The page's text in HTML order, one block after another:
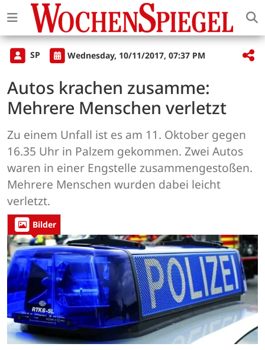
SP Wednesday, 10/11/2017, 07:37 PM
Autos krachen zusamme:
Mehrere Menschen verletzt
Zu einem Unfall ist es am 11. Oktober gegen
16.35 Uhr in Palzem gekommen. Zwei Autos
waren in einer Engstelle zusammengestoßen.
Mehrere Menschen wurden dabei leicht
verletzt.
Bilder